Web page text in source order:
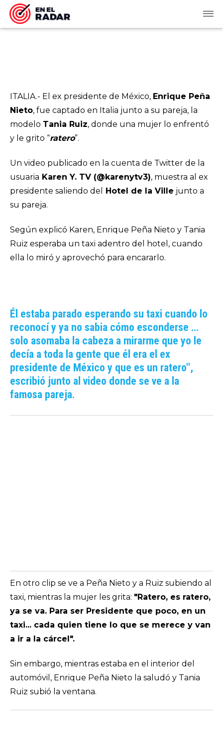
ITALIA.- El ex presidente de México, Enrique Peña
Nieto, fue captado en Italia junto a su pareja, la
modelo Tania Ruiz, donde una mujer lo enfrentó
y le grito “ratero”.
Un video publicado en la cuenta de Twitter de la
usuaria Karen Y. TV (@karenytv3), muestra al ex
presidente saliendo del
Hotel de la Ville junto a
su pareja.
Según explicó Karen, Enrique Peña Nieto y Tania
Ruiz esperaba un taxi adentro del hotel, cuando
ella lo miró y aprovechó para encararlo.
Él estaba parado esperando su taxi cuando lo
reconocí y ya no sabia cómo esconderse …
solo asomaba la cabeza a mirarme que yo le
decía a toda la gente que él era el ex
presidente de México y que es un ratero",
escribió junto al video donde se ve a la
famosa pareja.
En otro clip se ve a Peña Nieto y a Ruiz subiendo al
taxi, mientras la mujer les grita: "Ratero, es ratero,
ya se va. Para ser Presidente que poco, en un
taxi... cada quien tiene lo que se merece y van
a ir a la cárcel".
Sin embargo, mientras estaba en el interior del
automóvil, Enrique Peña Nieto la saludó y Tania
Ruiz subió la ventana.